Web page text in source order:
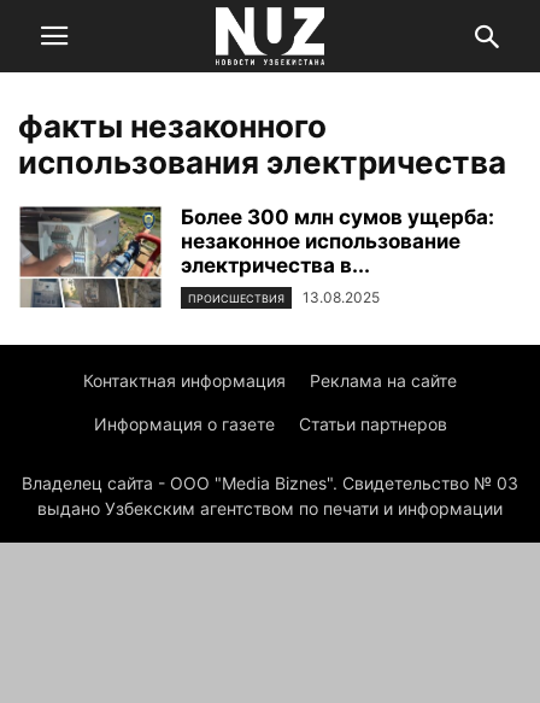
факты незаконного
использования электричества
Более 300 млн сумов ущерба:
незаконное использование
электричества в...
ПРОИСШЕСТВИЯ 13.08.2025
Контактная информация Реклама на сайте
Информация о газете Статьи партнеров
Владелец сайта - ООО "Media Biznes". Свидетельство № 03
выдано Узбекским агентством по печати и информации